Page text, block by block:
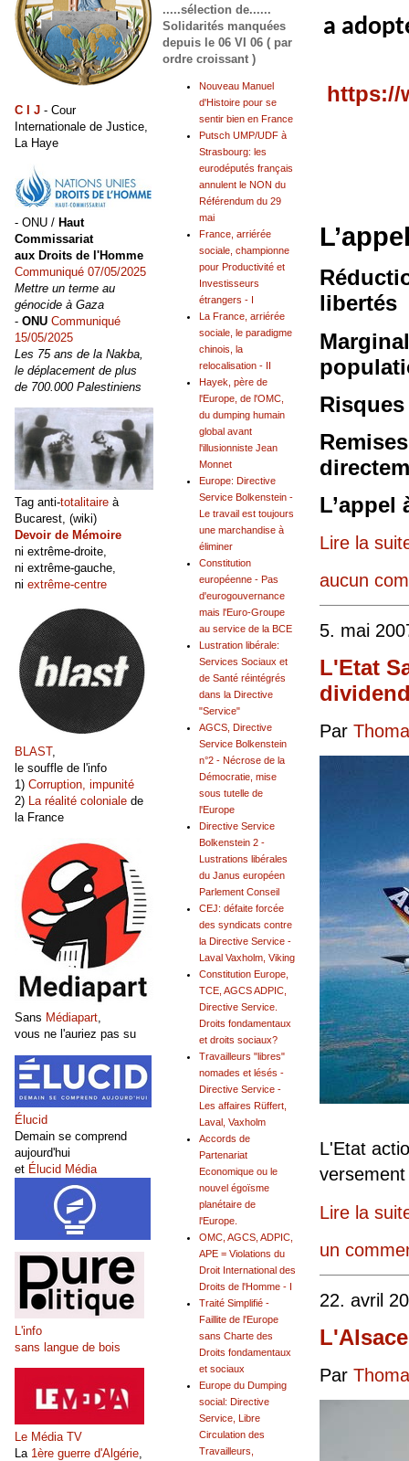
a
https://
libertés
L’appel
Lire la
aucun
5. mai
L'Etat
Par
L'Etat
Lire la
un
22. avril
Par
.....sélection de......
Solidarités manquées
depuis le 06 VI 06 ( par
ordre croissant )
Nouveau Manuel
d'Histoire pour se
sentir bien en France
Putsch UMP/UDF à
Strasbourg: les
eurodéputés français
annulent le NON du
Référendum du 29
mai
France, arriérée
sociale, championne
pour Productivité et
Investisseurs
étrangers - I
La France, arriérée
sociale, le paradigme
chinois, la
relocalisation - II
Hayek, père de
l'Europe, de l'OMC,
du dumping humain
global avant
l'illusionniste Jean
Monnet
Europe: Directive
Service Bolkenstein -
Le travail est toujours
une marchandise à
éliminer
Constitution
européenne - Pas
d'eurogouvernance
mais l'Euro-Groupe
au service de la BCE
Lustration libérale:
Services Sociaux et
de Santé réintégrés
dans la Directive
"Service"
AGCS, Directive
Service Bolkenstein
n°2 - Nécrose de la
Démocratie, mise
sous tutelle de
l'Europe
Directive Service
Bolkenstein 2 -
Lustrations libérales
du Janus européen
Parlement Conseil
CEJ: défaite forcée
des syndicats contre
la Directive Service -
Laval Vaxholm, Viking
Constitution Europe,
TCE, AGCS ADPIC,
Directive Service.
Droits fondamentaux
et droits sociaux?
Travailleurs "libres"
nomades et lésés -
Directive Service -
Les affaires Rüffert,
Laval, Vaxholm
Accords de
Partenariat
Economique ou le
nouvel égoïsme
planétaire de
l'Europe.
OMC, AGCS, ADPIC,
APE = Violations du
Droit International des
Droits de l'Homme - I
Traité Simplifié -
Faillite de l'Europe
sans Charte des
Droits fondamentaux
et sociaux
Europe du Dumping
social: Directive
Service, Libre
Circulation des
Travailleurs,
C I J - Cour
Internationale de Justice,
La Haye
- ONU / Haut
Commissariat
aux Droits de l'Homme
Communiqué 07/05/2025
Mettre un terme au
génocide à Gaza
- ONU Communiqué
15/05/2025
Les 75 ans de la Nakba,
le déplacement de plus
de 700.000 Palestiniens
Tag anti-totalitaire à
Bucarest, (wiki)
Devoir de Mémoire
ni extrême-droite,
ni extrême-gauche,
ni extrême-centre
BLAST,
le souffle de l'info
1) Corruption, impunité
2) La réalité coloniale de
la France
Sans Médiapart,
vous ne l'auriez pas su
Élucid
Demain se comprend
aujourd'hui
et Élucid Média
L'info
sans langue de bois
Le Média TV
La 1ère guerre d'Algérie